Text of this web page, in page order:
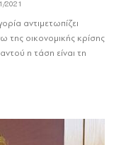
2021
αντιμετωπίζει
της οικονομικής κρίσης
η τάση είναι τη